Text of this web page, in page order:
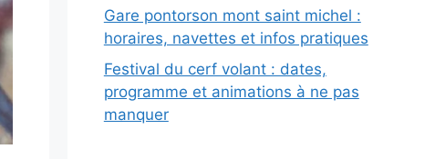
Gare pontorson mont saint michel :
horaires, navettes et infos pratiques
Festival du cerf volant : dates,
programme et animations à ne pas
manquer